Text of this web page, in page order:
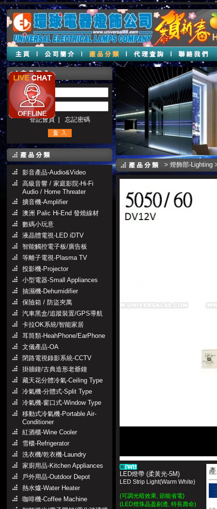
帳號 :
密碼 :
登記會員
忘記密碼
影音產品-Audio&Video
高級音響 / 家庭影院-Hi-Fi
Audio / Home Threater
擴音機-Amplifier
澳洲 Palic Hi-End 發燒線材
數碼小玩意
液晶體電視-LED iDTV
智能觸控電子板/廣告板
等離子電視-Plasma TV
投影機-Projector
小型電器-Small Appliances
抽濕機-Dehumidifier
保險箱 / 防盜夾萬
汽車黑盒/追蹤裝置/GPS導航
卡拉OK系統/智能家居
耳筒類-HeahPhone/EarPhone
文儀產品-OA
閉路電視錄影系統-CCTV
掛牆鐘/古典造形老爺鐘
藏天花分體冷氣-Ceiling Type
冷氣機-分體式-Split Type
冷氣機-窗口式-Window Type
移動式冷氣機-Portable Air-
Conditioner
紅酒櫃-Wine Cooler
雪櫃-Refrigerator
洗衣機/乾衣機-Laundry
家廚用品-Kitchen Appliances
戶外用品-Outdoor Depot
熱水爐-Water Heater
咖啡機-Coffee Machine
>燈飾部-Lighting
LED燈帶 (柔黃光-5M)
LED Strip Light(Warm White)
(可調光暗效果, 節能省電)
(LED燈珠晶盈剔透, 特長壽命)